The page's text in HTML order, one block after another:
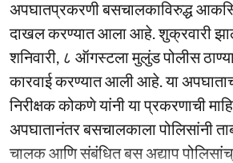
अपघातप्रकरणी बसचालकाविरुद्ध
दाखल करण्यात आला आहे. शुक्रवारी
शनिवारी, ८ ऑगस्टला मुलुंड पोलीस
कारवाई करण्यात आली आहे. या
निरीक्षक कोकणे यांनी या प्रकरणाची
अपघातानंतर बसचालकाला पोलिसांनी
चालक आणि संबंधित बस अद्याप पोलिसांच्